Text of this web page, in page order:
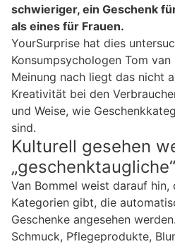
schwieriger, ein Geschenk
als eines für Frauen.
YourSurprise hat dies
Konsumpsychologen Tom van
Meinung nach liegt das nicht
Kreativität bei den
und Weise, wie
sind.
Kulturell gesehen
Van Bommel weist darauf hin,
Kategorien gibt, die
Geschenke angesehen
Schmuck, Pflegeprodukte,